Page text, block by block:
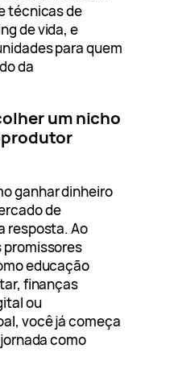
técnicas de
de vida, e
para quem
da
um nicho
ganhar dinheiro
de
resposta. Ao
promissores
educação
finanças
ou
você já começa
como